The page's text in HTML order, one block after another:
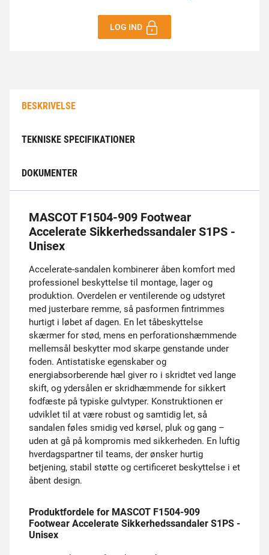
LOG IND
BESKRIVELSE
TEKNISKE SPECIFIKATIONER
DOKUMENTER
MASCOT F1504-909 Footwear
Accelerate Sikkerhedssandaler S1PS -
Unisex
Accelerate-sandalen kombinerer åben komfort med
professionel beskyttelse til montage, lager og
produktion. Overdelen er ventilerende og udstyret
med justerbare remme, så pasformen fintrimmes
hurtigt i løbet af dagen. En let tåbeskyttelse
skærmer for stød, mens en perforationshæmmende
mellemsål beskytter mod skarpe genstande under
foden. Antistatiske egenskaber og
energiabsorberende hæl giver ro i skridtet ved lange
skift, og ydersålen er skridhæmmende for sikkert
fodfæste på typiske gulvtyper. Konstruktionen er
udviklet til at være robust og samtidig let, så
sandalen føles smidig ved kørsel, pluk og gang –
uden at gå på kompromis med sikkerheden. En luftig
hverdagspartner til teams, der ønsker hurtig
betjening, stabil støtte og certificeret beskyttelse i et
åbent design.
Produktfordele for MASCOT F1504-909
Footwear Accelerate Sikkerhedssandaler S1PS -
Unisex